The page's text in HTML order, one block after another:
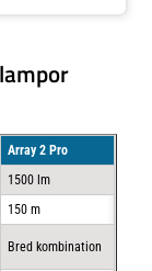
Array 2 Pro
1500 lm
150 m
Bred kombination